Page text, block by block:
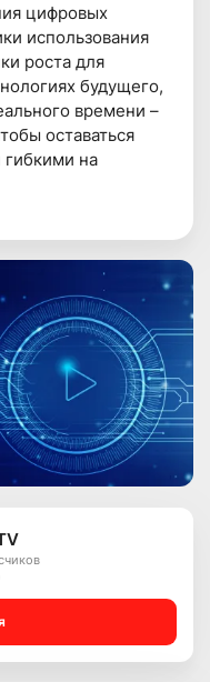
цифровых
использования
роста для
будущего,
времени –
оставаться
на